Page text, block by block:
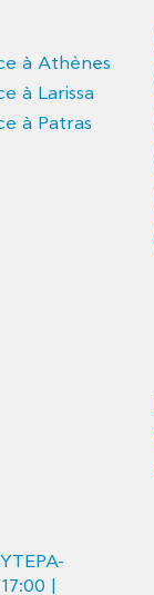
à Athènes
à Larissa
à Patras
|